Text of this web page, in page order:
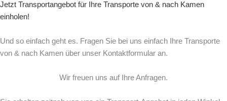
Jetzt Transportangebot für Ihre Transporte von & nach Kamen
einholen!
Und so einfach geht es. Fragen Sie bei uns einfach Ihre Transporte
von & nach Kamen über unser Kontaktformular an.
Wir freuen uns auf Ihre Anfragen.